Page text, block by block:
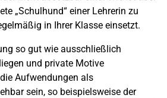
„Schulhund“ einer Lehrerin zu
in Ihrer Klasse einsetzt.
so gut wie ausschließlich
und private Motive
Aufwendungen als
sein, so beispielsweise der